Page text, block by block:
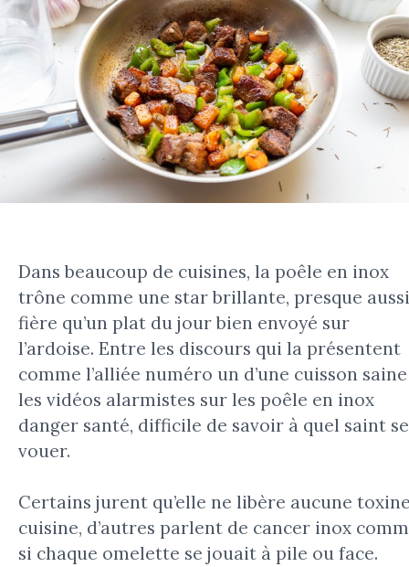
Dans beaucoup de cuisines, la poêle en inox
trône comme une star brillante, presque aussi
fière qu’un plat du jour bien envoyé sur
l’ardoise. Entre les discours qui la présentent
comme l’alliée numéro un d’une cuisson
les vidéos alarmistes sur les poêle en inox
danger santé, difficile de savoir à quel saint se
vouer.
Certains jurent qu’elle ne libère aucune
cuisine, d’autres parlent de cancer inox
si chaque omelette se jouait à pile ou face.